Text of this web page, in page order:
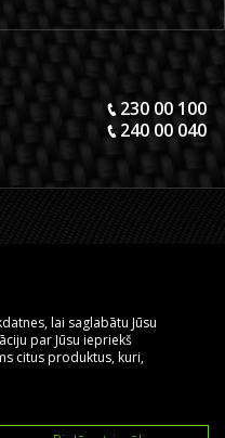
230 00 100
240 00 040
lai saglabātu Jūsu
par Jūsu iepriekš
citus produktus, kuri,